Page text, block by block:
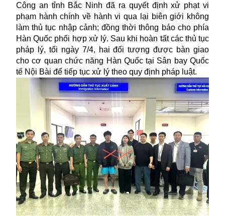
Công an tỉnh Bắc Ninh đã ra quyết định xử phạt vi
phạm hành chính về hành vi qua lại biên giới không
làm thủ tục nhập cảnh; đồng thời thông báo cho phía
Hàn Quốc phối hợp xử lý. Sau khi hoàn tất các thủ tục
pháp lý, tối ngày 7/4, hai đối tượng được bàn giao
cho cơ quan chức năng Hàn Quốc tại Sân bay Quốc
tế Nội Bài để tiếp tục xử lý theo quy định pháp luật.